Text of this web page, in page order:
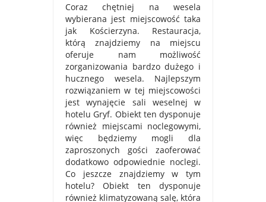
Coraz chętniej na wesela
wybierana jest miejscowość taka
jak Kościerzyna. Restauracja,
którą znajdziemy na miejscu
oferuje nam możliwość
zorganizowania bardzo dużego i
hucznego wesela. Najlepszym
rozwiązaniem w tej miejscowości
jest wynajęcie sali weselnej w
hotelu Gryf. Obiekt ten dysponuje
również miejscami noclegowymi,
więc będziemy mogli dla
zaproszonych gości zaoferować
dodatkowo odpowiednie noclegi.
Co jeszcze znajdziemy w tym
hotelu? Obiekt ten dysponuje
również klimatyzowaną salę, która